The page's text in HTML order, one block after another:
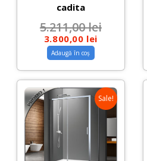
cadita
5.211,00lei
3.800,00 lei
Adaugă în coș
Sale!